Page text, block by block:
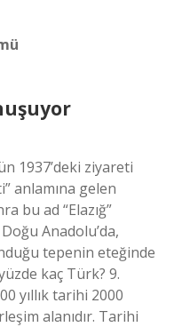
1937’deki ziyareti
anlamına gelen
bu ad “Elazığ”
Anadolu’da,
tepenin eteğinde
kaç Türk? 9.
yıllık tarihi 2000
alanıdır. Tarihi